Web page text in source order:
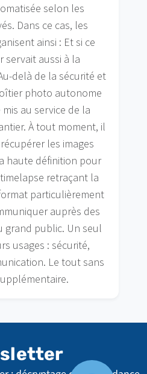
selon les
Dans ce cas, les
ainsi : Et si ce
servait aussi à la
delà de la sécurité et
photo autonome
au service de la
À tout moment, il
les images
haute définition pour
retraçant la
particulièrement
auprès des
grand public. Un seul
usages : sécurité,
Le tout sans